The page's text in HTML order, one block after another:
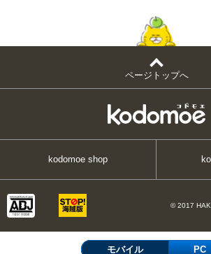
ページトップへ
kodomoe shop
© 2017
モバイル PC